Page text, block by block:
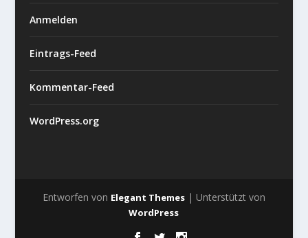
Anmelden
Eintrags-Feed
Kommentar-Feed
WordPress.org
Entworfen von Elegant Themes| Unterstützt von
WordPress